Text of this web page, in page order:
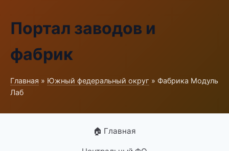
Портал заводов и
фабрик
Главная » Южный федеральный округ » Фабрика Модуль
Лаб
🏠 Главная